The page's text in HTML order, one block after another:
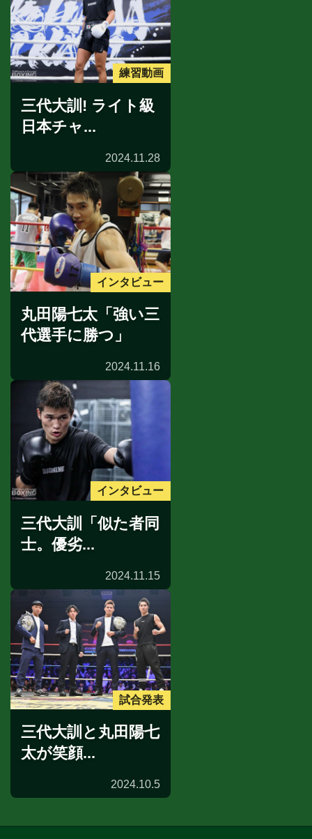
練習動画
三代大訓! ライト級
日本チャ...
2024.11.28
インタビュー
丸田陽七太「強い三
代選手に勝つ」
2024.11.16
インタビュー
三代大訓「似た者同
士。優劣...
2024.11.15
試合発表
三代大訓と丸田陽七
太が笑顔...
2024.10.5